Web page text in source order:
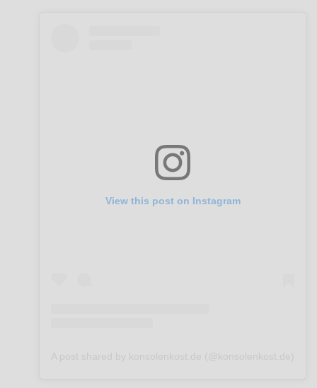
View this post on Instagram